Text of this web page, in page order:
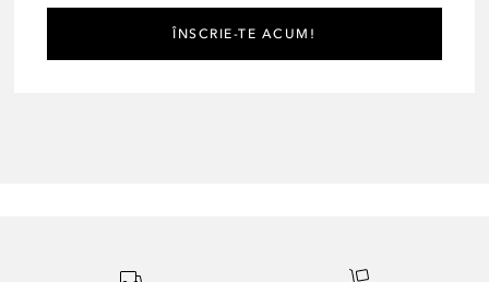
ÎNSCRIE-TE ACUM!